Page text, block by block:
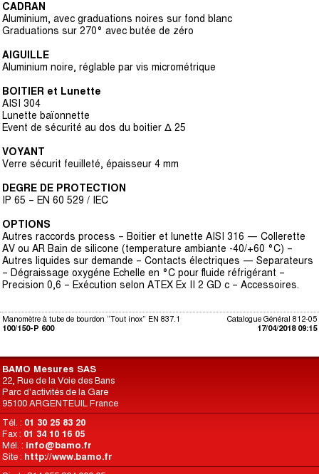
CADRAN
Aluminium, avec graduations noires sur fond blanc
Graduations sur 270° avec butée de zéro
AIGUILLE
Aluminium noire, réglable par vis micrométrique
BOITIER et Lunette
AISI 304
Lunette baïonnette
Event de sécurité au dos du boitier ∆ 25
VOYANT
Verre sécurit feuilleté, épaisseur 4 mm
DEGRE DE PROTECTION
IP 65 – EN 60 529 / IEC
OPTIONS
Autres raccords process – Boitier et lunette AISI 316 — Collerette
AV ou AR Bain de silicone (temperature ambiante -40/+60 °C) –
Autres liquides sur demande – Contacts électriques — Separateurs
– Dégraissage oxygéne Echelle en °C pour fluide réfrigérant –
Precision 0,6 – Exécution selon ATEX Ex II 2 GD c – Accessoires.
Catalogue Général 812-05
17/04/2018 09:15
Manomètre à tube de bourdon “Tout inox” EN 837.1
100/150-P 600
BAMO Mesures SAS
22, Rue de la Voie des Bans
Parc d'activités de la Gare
95100 ARGENTEUIL France
Tél. : 01 30 25 83 20
Fax : 01 34 10 16 05
Mél. : info@bamo.fr
Site : http://www.bamo.fr